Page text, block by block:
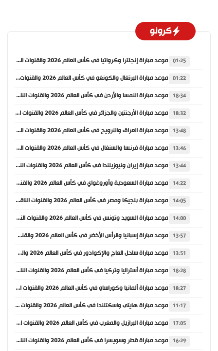
كرونو
01:25 موعد مباراة إنجلترا وكرواتيا في كأس العالم 2026 والقنوات الناقلة
01:22 موعد مباراة البرتغال والكونغو في كأس العالم 2026 والقنوات الناقلة
18:34 موعد مباراة النمسا والأردن في كأس العالم 2026 والقنوات الناقلة
18:32 موعد مباراة الأرجنتين والجزائر في كأس العالم 2026 والقنوات الناقلة
13:48 موعد مباراة العراق والنرويج في كأس العالم 2026 والقنوات الناقلة
13:46 موعد مباراة فرنسا والسنغال في كأس العالم 2026 والقنوات الناقلة
13:44 موعد مباراة إيران ونيوزيلندا في كأس العالم 2026 والقنوات الناقلة
14:22 موعد مباراة السعودية وأوروغواي في كأس العالم 2026 والقنوات الناقلة
14:05 موعد مباراة بلجيكا ومصر في كأس العالم 2026 والقنوات الناقلة
14:00 موعد مباراة السويد وتونس في كأس العالم 2026 والقنوات الناقلة
13:57 موعد مباراة إسبانيا والرأس الأخضر في كأس العالم 2026 والقنوات الناقلة
13:51 موعد مباراة ساحل العاج والإكوادور في كأس العالم 2026 والقنوات الناقلة
18:28 موعد مباراة أستراليا وتركيا في كأس العالم 2026 والقنوات الناقلة
18:27 موعد مباراة ألمانيا وكوراساو في كأس العالم 2026 والقنوات الناقلة
11:17 موعد مباراة هايتي واسكتلندا في كأس العالم 2026 والقنوات الناقلة
17:05 موعد مباراة البرازيل والمغرب في كأس العالم 2026 والقنوات الناقلة
16:29 موعد مباراة قطر وسويسرا في كأس العالم 2026 والقنوات الناقلة